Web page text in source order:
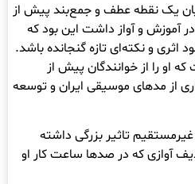
یک نقطه عطف و جمع‌بند پیش از
آموزش و آواز داشت این بود که
اثری و نکته‌ای تازه گنجانده باشد.
او را از خوانندگان پیش از
از مدهای موسیقی ایران و توسعه
تاثیر بزرگی داشته
آوازی که در صدها ساعت کار او